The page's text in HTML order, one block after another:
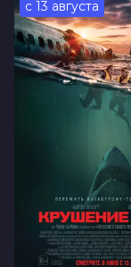
Страна
Слоган
Режиссер
Актеры
Сценаристы
Длительность
В прокате
Меморандум
с 13 августа